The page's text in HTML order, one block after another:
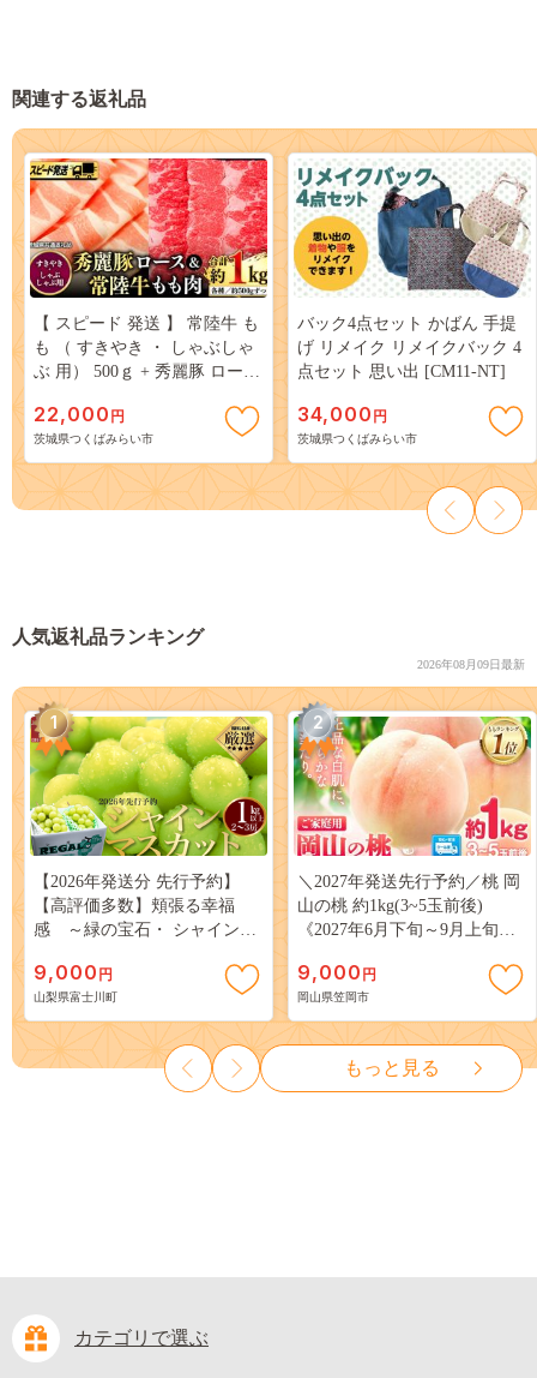
関連する返礼品
【 スピード 発送 】 常陸牛 も
も （ すきやき ・ しゃぶしゃ
ぶ 用） 500ｇ + 秀麗豚 ロース
用） 500ｇ (茨城県共通返礼
品) [AI03-NT]
22,000 円
茨城県つくばみらい市
バック4点セット かばん 手提
げ リメイク リメイクバック 4
点セット 思い出 [CM11-NT]
34,000 円
茨城県つくばみらい市
人気返礼品ランキング
2026年08月09日最新
1
【2026年発送分 先行予約】
【高評価多数】頬張る幸福
感 ～緑の宝石・ シャインマ
３房） フルーツ 山梨県産 果
物 くだもの シャイン マスカ
ット ぶどう ブドウ 葡萄 大粒
種なし 先行予約 富士川町
10000円 一万円 9000円 九千円
9,000 円
山梨県富士川町
2
＼2027年発送先行予約／桃 岡
山の桃 約1kg(3~5玉前後)
《2027年6月下旬～9月上旬頃
岡山 はくとう スイーツ フル
ーツ 果物 デザート 旬 モモ も
も 先行予約 送料無料 果物 岡
山県 笠岡市 清水白桃 白鳳 白
麗 クール便---
kasaoka_zsy_419_100---
9,000 円
岡山県笠岡市
もっと見る
カテゴリで選ぶ